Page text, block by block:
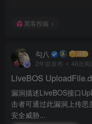
黑客投稿
勾八
2年前发布 46次阅
LiveBOS
漏洞描述LiveBOS接口
击者可通过此漏洞上传
安全威胁...